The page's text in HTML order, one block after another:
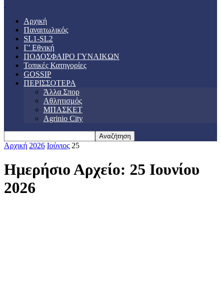
Αρχική
Παναιτωλικός
SL1-SL2
Γ’ Εθνική
ΠΟΔΟΣΦΑΙΡΟ ΓΥΝΑΙΚΩΝ
Τοπικές Κατηγορίες
GOSSIP
ΠΕΡΙΣΣΟΤΕΡΑ
Άλλα Σπορ
Αθλητισμός
ΜΠΑΣΚΕΤ
Agrinio City
Αρχική 2026 Ιούνιος 25
Ημερήσιο Αρχείο: 25 Ιουνίου
2026